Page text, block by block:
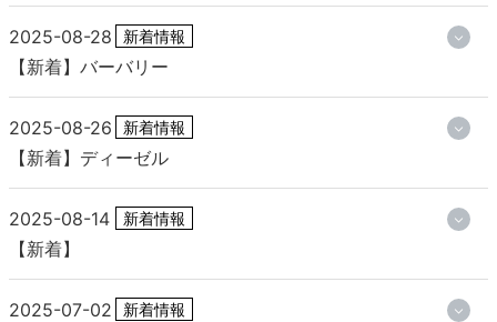
2025-08-28 新着情報
【新着】バーバリー
2025-08-26 新着情報
【新着】ディーゼル
2025-08-14 新着情報
【新着】
2025-07-02 新着情報